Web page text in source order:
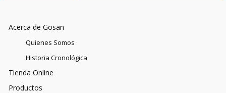
Acerca de Gosan
Quienes Somos
Historia Cronológica
Tienda Online
Productos